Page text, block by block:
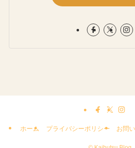
ホーム プライバシーポリシー お問